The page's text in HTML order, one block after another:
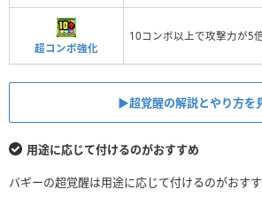
超コンボ強化
10コンボ以上で攻撃力が5
▶︎超覚醒の解説とやり方を
用途に応じて付けるのがおすすめ
バギーの超覚醒は用途に応じて付けるのがおす